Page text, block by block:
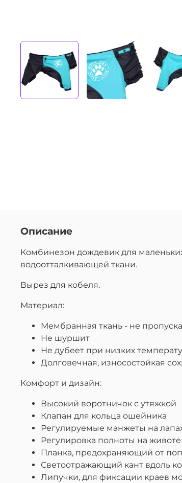
Описание
Комбинезон дождевик для
водоотталкивающей ткани.
Вырез для кобеля.
Материал:
Мембранная ткань - не
Не шуршит
Не дубеет при низких
Долговечная, износостойкая
Комфорт и дизайн:
Высокий воротничок с утяжкой
Клапан для кольца ошейника
Регулируемые манжеты на
Регулировка полноты на
Планка, предохраняющий от
Светоотражающий кант вдоль
Липучки, для фиксации краев